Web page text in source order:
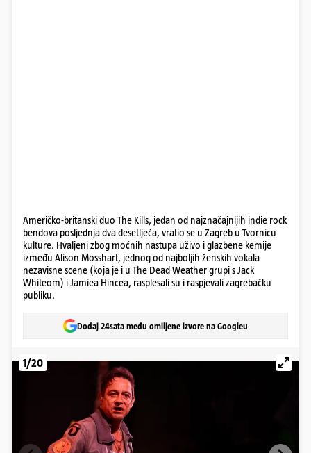
Američko-britanski duo The Kills, jedan od najznačajnijih indie rock
bendova posljednja dva desetljeća, vratio se u Zagreb u Tvornicu
kulture. Hvaljeni zbog moćnih nastupa uživo i glazbene kemije
između Alison Mosshart, jednog od najboljih ženskih vokala
nezavisne scene (koja je i u The Dead Weather grupi s Jack
Whiteom) i Jamiea Hincea, rasplesali su i raspjevali zagrebačku
publiku.
Dodaj 24sata među omiljene izvore na Googleu
1/20